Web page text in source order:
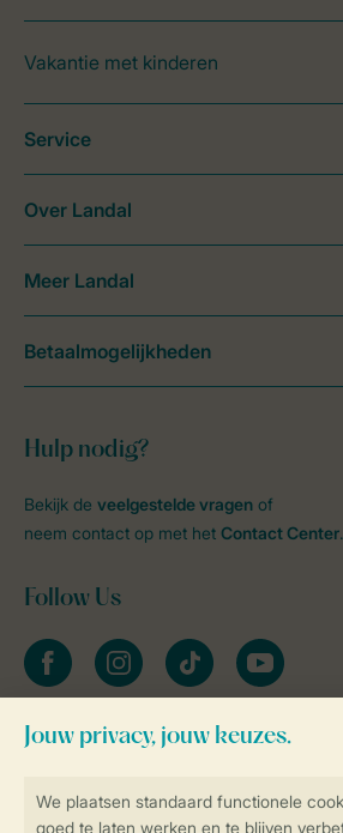
Vakantie met kinderen
Hulp nodig?
Bekijk de veelgestelde vragen of
neem contact op met het Contact Center.
Follow Us
facebookinstagramtiktok youtube
Blijf op de hoogte
Service
Over Landal
Meer Landal
Betaalmogelijkheden